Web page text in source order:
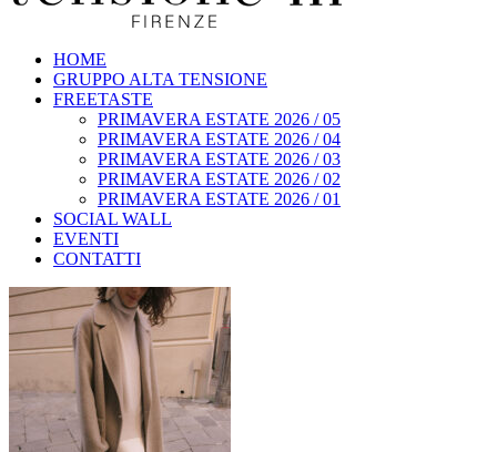
HOME
GRUPPO ALTA TENSIONE
FREETASTE
PRIMAVERA ESTATE 2026 / 05
PRIMAVERA ESTATE 2026 / 04
PRIMAVERA ESTATE 2026 / 03
PRIMAVERA ESTATE 2026 / 02
PRIMAVERA ESTATE 2026 / 01
SOCIAL WALL
EVENTI
CONTATTI